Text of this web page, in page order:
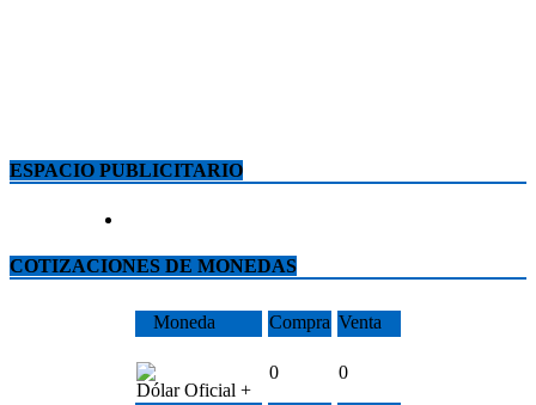
ESPACIO PUBLICITARIO
COTIZACIONES DE MONEDAS
Moneda Compra Venta
Dólar Oficial +
0 0